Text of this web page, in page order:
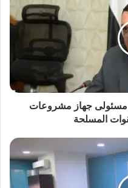
مسئولى جهاز مشروعات
المسلحة